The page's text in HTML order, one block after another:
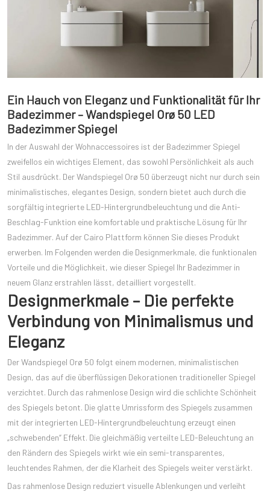
Ein Hauch von Eleganz und Funktionalität für Ihr
Badezimmer – Wandspiegel Orø 50 LED
Badezimmer Spiegel
In der Auswahl der Wohnaccessoires ist der Badezimmer Spiegel
zweifellos ein wichtiges Element, das sowohl Persönlichkeit als auch
Stil ausdrückt. Der Wandspiegel Orø 50 überzeugt nicht nur durch sein
minimalistisches, elegantes Design, sondern bietet auch durch die
sorgfältig integrierte LED-Hintergrundbeleuchtung und die Anti-
Beschlag-Funktion eine komfortable und praktische Lösung für Ihr
Badezimmer. Auf der Cairo Plattform können Sie dieses Produkt
erwerben. Im Folgenden werden die Designmerkmale, die funktionalen
Vorteile und die Möglichkeit, wie dieser Spiegel Ihr Badezimmer in
neuem Glanz erstrahlen lässt, detailliert vorgestellt.
Designmerkmale – Die perfekte
Verbindung von Minimalismus und
Eleganz
Der Wandspiegel Orø 50 folgt einem modernen, minimalistischen
Design, das auf die überflüssigen Dekorationen traditioneller Spiegel
verzichtet. Durch das rahmenlose Design wird die schlichte Schönheit
des Spiegels betont. Die glatte Umrissform des Spiegels zusammen
mit der integrierten LED-Hintergrundbeleuchtung erzeugt einen
„schwebenden“ Effekt. Die gleichmäßig verteilte LED-Beleuchtung an
den Rändern des Spiegels wirkt wie ein semi-transparentes,
leuchtendes Rahmen, der die Klarheit des Spiegels weiter verstärkt.
Das rahmenlose Design reduziert visuelle Ablenkungen und verleiht